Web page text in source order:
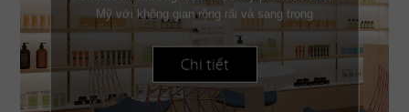
Mỹ với không gian rộng rãi và sang trọng
Chi tiết